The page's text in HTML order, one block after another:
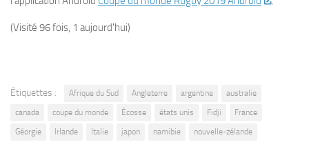
(Visité 96 fois, 1 aujourd'hui)
Étiquettes : Afrique du Sud Angleterre argentine
australie
canada
coupe du monde Écosse états unis Fidji
France
Géorgie
Irlande Italie japon namibie
nouvelle-zélande